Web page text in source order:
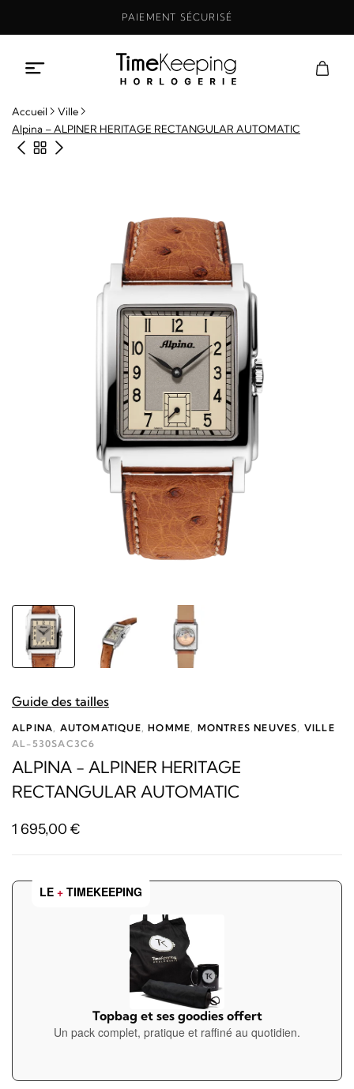
PAIEMENT SÉCURISÉ
Accueil
Ville
Alpina – ALPINER HERITAGE RECTANGULAR AUTOMATIC
Produit précédent
Retour à la boutique
Produit suivant
Guide des tailles
ALPINA AUTOMATIQUE ,HOMME MONTRES NEUVES
VILLE
AL-530SAC3C6
ALPINA - ALPINER HERITAGE
RECTANGULAR AUTOMATIC
1 695,00 €
LE + TIMEKEEPING
Topbag et ses goodies offert
Un pack complet, pratique et raffiné au quotidien.